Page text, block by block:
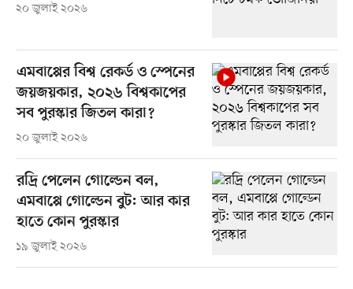
২০ জুলাই ২০২৬
এমবাপ্পের বিশ্ব রেকর্ড ও স্পেনের
জয়জয়কার, ২০২৬ বিশ্বকাপের
সব পুরস্কার জিতল কারা?
২০ জুলাই ২০২৬
রদ্রি পেলেন গোল্ডেন বল,
এমবাপ্পে গোল্ডেন বুট: আর কার
হাতে কোন পুরস্কার
১৯ জুলাই ২০২৬